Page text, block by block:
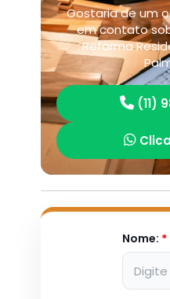
Gostaria de um
em contato
Reforma
(11)
Nome: *